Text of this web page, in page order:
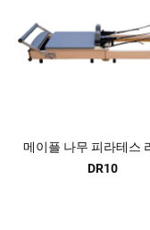
메이플 나무 피라테스
DR10